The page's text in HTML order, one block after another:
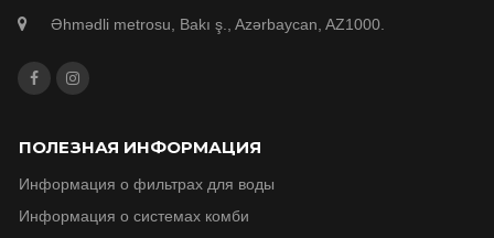
Əhmədli metrosu, Bakı ş., Azərbaycan, AZ1000.
ПОЛЕЗНАЯ ИНФОРМАЦИЯ
Информация о фильтрах для воды
Информация о системах комби